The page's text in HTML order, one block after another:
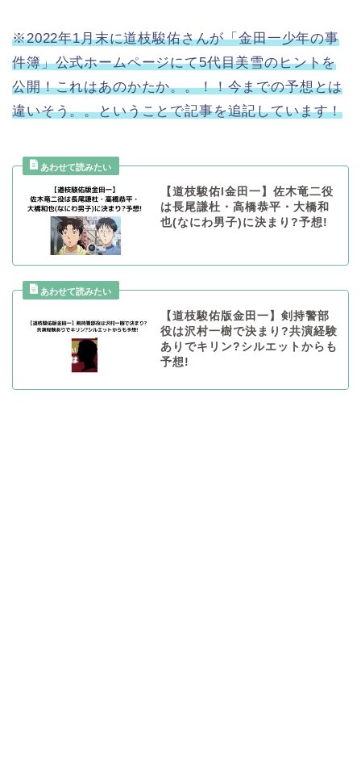
※2022年1月末に道枝駿佑さんが「金田一少年の事
件簿」公式ホームページにて5代目美雪のヒントを
公開！これはあのかたか。。！！今までの予想とは
違いそう。。ということで記事を追記しています！
【道枝駿佑l金田一】佐木竜二役
は長尾謙杜・高橋恭平・大橋和
也(なにわ男子)に決まり?予想!
【道枝駿佑版金田一】剣持警部
役は沢村一樹で決まり?共演経験
ありでキリン?シルエットからも
予想!